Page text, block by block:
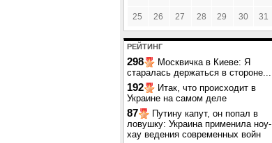
25 26 27 28 29 30 31
РЕЙТИНГ
298
Москвичка в Киеве: Я
старалась держаться в стороне...
192
Итак, что происходит в
Украине на самом деле
87
Путину капут, он попал в
ловушку: Украина применила ноу-
хау ведения современных войн